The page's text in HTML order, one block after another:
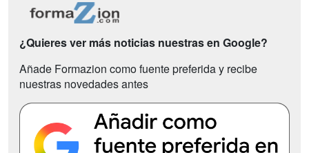
¿Quieres ver más noticias nuestras en Google?
Añade Formazion como fuente preferida y recibe
nuestras novedades antes